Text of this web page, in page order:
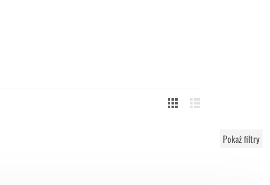
Pokaż filtry